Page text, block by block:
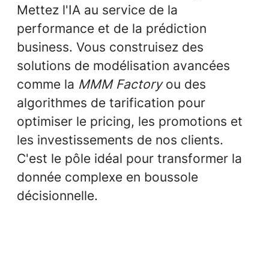
Mettez l'IA au service de la
performance et de la prédiction
business. Vous construisez des
solutions de modélisation avancées
comme la MMM Factoryou des
algorithmes de tarification pour
optimiser le pricing, les promotions et
les investissements de nos clients.
C'est le pôle idéal pour transformer la
donnée complexe en boussole
décisionnelle.